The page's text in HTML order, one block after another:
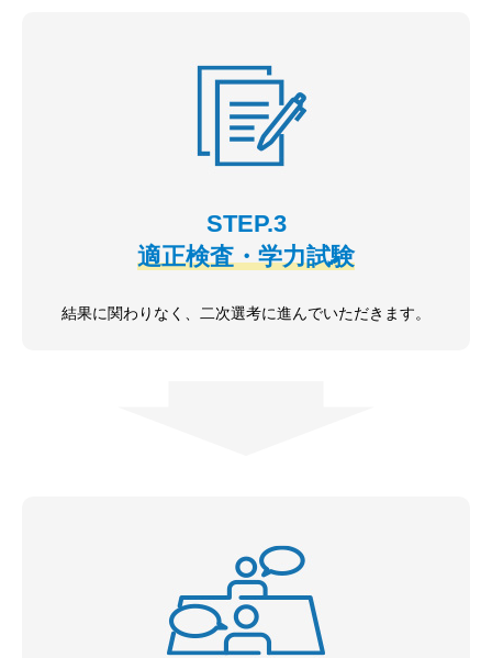
STEP.3
適正検査・学力試験
結果に関わりなく、二次選考に進んでいただきます。